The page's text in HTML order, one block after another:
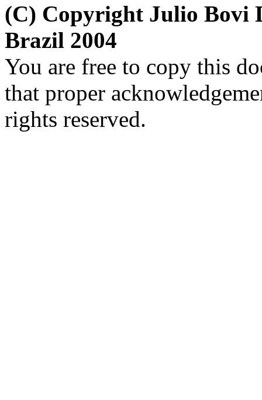
(C) Copyright Julio Bovi
Brazil 2004
You are free to copy this
that proper
rights reserved.